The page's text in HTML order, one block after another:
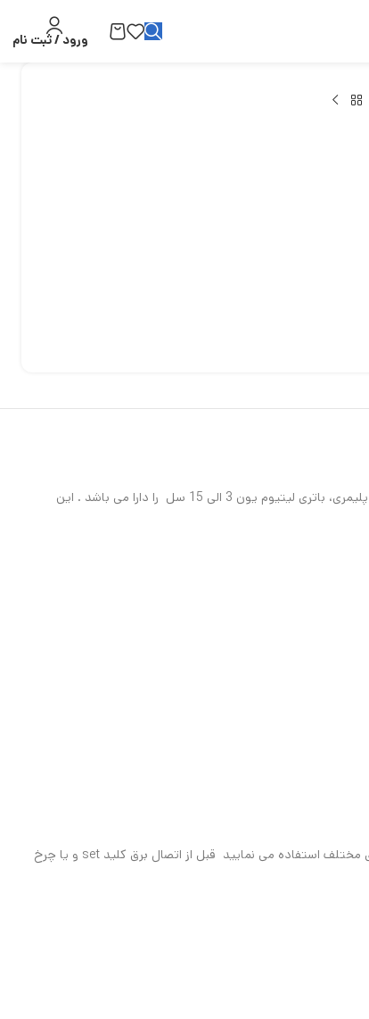
ورود / ثبت نام
ماژول تستر باتری با دارا بودن نمایشگر با بک لایت سبز رنگ توانایی تست و نمایش سطح شارژ و ظرفیت انواع باتری های اسیدی ، باتری لیتیومی ، باتری لیتیوم یون پلیمری، باتری لیتیوم یون 3 الی 15 سل را دارا می باشد . این
در حالت عادی اگر ماژول را به یک منبع تغذیه در بازه قید شده متصل نمایید ولتاژ باتری به همراه درصد نمایان میگردد . اما اگر برای باتری های چند سل در مدل باتری مختلف استفاده می نمایید قبل از اتصال برق کلید set و یا چرخ